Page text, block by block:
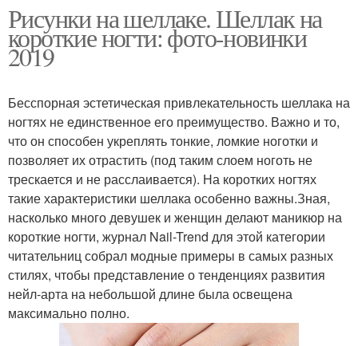
Рисунки на шеллаке. Шеллак на
короткие ногти: фото-новинки
2019
Бесспорная эстетическая привлекательность шеллака на
ногтях не единственное его преимущество. Важно и то,
что он способен укреплять тонкие, ломкие ноготки и
позволяет их отрастить (под таким слоем ноготь не
трескается и не расслаивается). На коротких ногтях
такие характеристики шеллака особенно важны.Зная,
насколько много девушек и женщин делают маникюр на
короткие ногти, журнал Nail-Trend для этой категории
читательниц собрал модные примеры в самых разных
стилях, чтобы представление о тенденциях развития
нейл-арта на небольшой длине была освещена
максимально полно.